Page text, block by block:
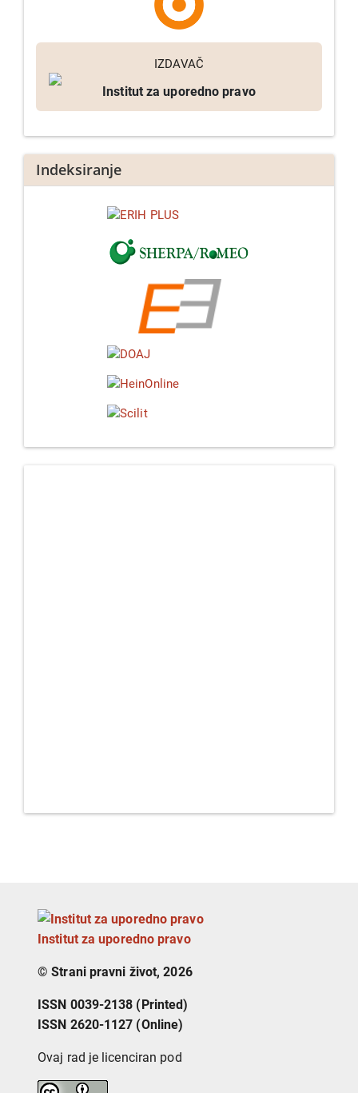
IZDAVAČ
Institut za uporedno pravo
Indeksiranje
Institut za uporedno pravo
© Strani pravni život, 2026
ISSN 0039-2138 (Printed)
ISSN 2620-1127 (Online)
Ovaj rad je licenciran pod